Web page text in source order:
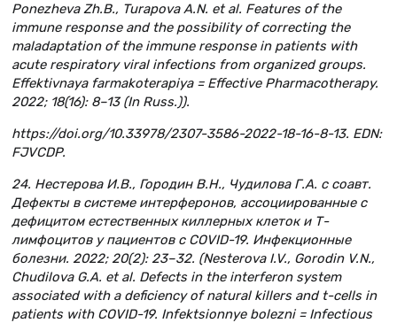
Ponezheva Zh.B., Turapova A.N. et al. Features of the
immune response and the possibility of correcting the
maladaptation of the immune response in patients with
acute respiratory viral infections from organized groups.
Effektivnaya farmakoterapiya = Effective Pharmacotherapy.
2022; 18(16): 8–13 (In Russ.)).
https://doi.org/10.33978/2307-3586-2022-18-16-8-13. EDN:
FJVCDP.
24. Нестерова И.В., Городин В.Н., Чудилова Г.А. с соавт.
Дефекты в системе интерферонов, ассоциированные с
дефицитом естественных киллерных клеток и Т-
лимфоцитов у пациентов с COVID-19. Инфекционные
болезни. 2022; 20(2): 23–32. (Nesterova I.V., Gorodin V.N.,
Chudilova G.A. et al. Defects in the interferon system
associated with a deficiency of natural killers and t-cells in
patients with COVID-19. Infektsionnye bolezni = Infectious